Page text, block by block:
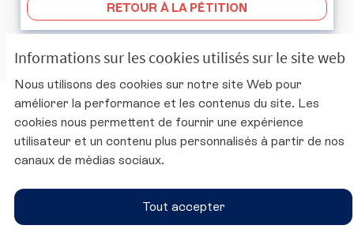
Informations sur les cookies utilisés sur le site web
Nous utilisons des cookies sur notre site Web pour
améliorer la performance et les contenus du site. Les
cookies nous permettent de fournir une expérience
utilisateur et un contenu plus personnalisés à partir de nos
canaux de médias sociaux.
Tout accepter
RETOUR À LA PÉTITION
Charte d'utilisation de la plateforme
Mentions légales
Conditions générales d'utilisation
Paramètres des cookies